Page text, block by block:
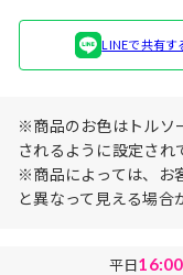
LINEで共有す
※商品のお色はトルソ
されるように設定され
※商品によっては、お
と異なって見える場合
平日16:00